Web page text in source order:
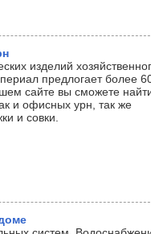
изделий
предлогает более
сайте вы сможете
и офисных урн, так же
и совки.